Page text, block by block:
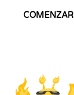
COMENZAR